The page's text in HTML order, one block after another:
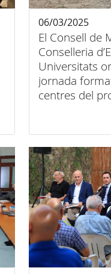
El Consell de
Conselleria
Universitats
jornada
centres del
06/03/2025